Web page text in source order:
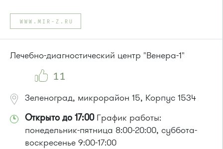
Автобусы № 14, 22, 400к, 28
Маршрутка № 707м
WWW.MIR-Z.RU
Лечебно-диагностический центр "Венера-1"
11
Зеленоград, микрорайон 15, Корпус 1534
Открыто до 17:00График работы:
понедельник-пятница 8:00-20:00, суббота-
воскресенье 9:00-17:00